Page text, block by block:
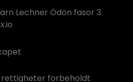
Lechner Ödön fasor 3.
rettigheter forbeholdt